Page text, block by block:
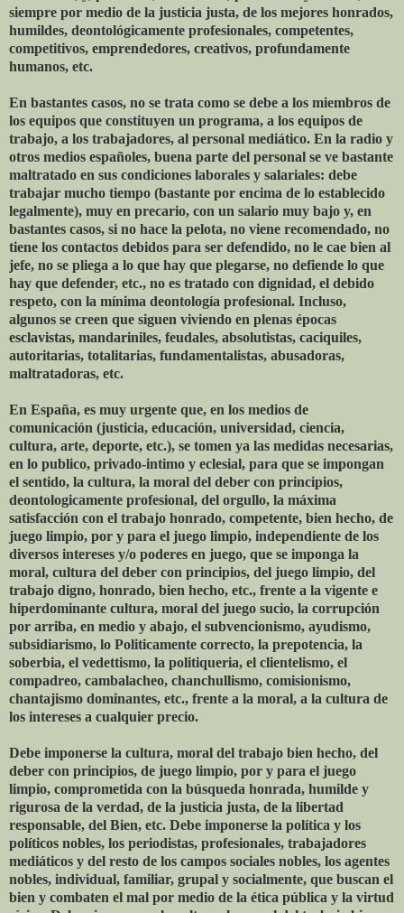
siempre por medio de la justicia justa, de los mejores honrados,
humildes, deontológicamente profesionales, competentes,
competitivos, emprendedores, creativos, profundamente
humanos, etc.
En bastantes casos, no se trata como se debe a los miembros de
los equipos que constituyen un programa, a los equipos de
trabajo, a los trabajadores, al personal mediático. En la radio y
otros medios españoles, buena parte del personal se ve bastante
maltratado en sus condiciones laborales y salariales: debe
trabajar mucho tiempo (bastante por encima de lo establecido
legalmente), muy en precario, con un salario muy bajo y, en
bastantes casos, si no hace la pelota, no viene recomendado, no
tiene los contactos debidos para ser defendido, no le cae bien al
jefe, no se pliega a lo que hay que plegarse, no defiende lo que
hay que defender, etc., no es tratado con dignidad, el debido
respeto, con la mínima deontología profesional. Incluso,
algunos se creen que siguen viviendo en plenas épocas
esclavistas, mandariniles, feudales, absolutistas, caciquiles,
autoritarias, totalitarias, fundamentalistas, abusadoras,
maltratadoras, etc.
En España, es muy urgente que, en los medios de
comunicación (justicia, educación, universidad, ciencia,
cultura, arte, deporte, etc.), se tomen ya las medidas necesarias,
en lo publico, privado-intimo y eclesial, para que se impongan
el sentido, la cultura, la moral del deber con principios,
deontologicamente profesional, del orgullo, la máxima
satisfacción con el trabajo honrado, competente, bien hecho, de
juego limpio, por y para el juego limpio, independiente de los
diversos intereses y/o poderes en juego, que se imponga la
moral, cultura del deber con principios, del juego limpio, del
trabajo digno, honrado, bien hecho, etc., frente a la vigente e
hiperdominante cultura, moral del juego sucio, la corrupción
por arriba, en medio y abajo, el subvencionismo, ayudismo,
subsidiarismo, lo Politicamente correcto, la prepotencia, la
soberbia, el vedettismo, la politiqueria, el clientelismo, el
compadreo, cambalacheo, chanchullismo, comisionismo,
chantajismo dominantes, etc., frente a la moral, a la cultura de
los intereses a cualquier precio.
Debe imponerse la cultura, moral del trabajo bien hecho, del
deber con principios, de juego limpio, por y para el juego
limpio, comprometida con la búsqueda honrada, humilde y
rigurosa de la verdad, de la justicia justa, de la libertad
responsable, del Bien, etc. Debe imponerse la política y los
políticos nobles, los periodistas, profesionales, trabajadores
mediáticos y del resto de los campos sociales nobles, los agentes
nobles, individual, familiar, grupal y socialmente, que buscan el
bien y combaten el mal por medio de la ética pública y la virtud